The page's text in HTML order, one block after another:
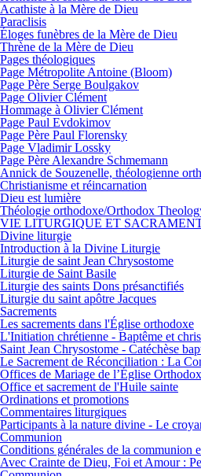
Acathiste à la Mère de Dieu
Paraclisis
Éloges funèbres de la Mère de Dieu
Thrène de la Mère de Dieu
Pages théologiques
Page Métropolite Antoine (Bloom)
Page Père Serge Boulgakov
Page Olivier Clément
Hommage à Olivier Clément
Page Paul Evdokimov
Page Père Paul Florensky
Page Vladimir Lossky
Page Père Alexandre Schmemann
Annick de Souzenelle, théologienne
Christianisme et réincarnation
Dieu est lumière
Théologie orthodoxe/Orthodox
VIE LITURGIQUE ET
Divine liturgie
Introduction à la Divine Liturgie
Liturgie de saint Jean Chrysostome
Liturgie de Saint Basile
Liturgie des saints Dons présanctifiés
Liturgie du saint apôtre Jacques
Sacrements
Les sacrements dans l'Église orthodoxe
L'Initiation chrétienne - Baptême et
Saint Jean Chrysostome - Catéchèse
Le Sacrement de Réconciliation : La
Offices de Mariage de l’Église
Office et sacrement de l'Huile sainte
Ordinations et promotions
Commentaires liturgiques
Participants à la nature divine - Le
Communion
Conditions générales de la communion
Avec Crainte de Dieu, Foi et Amour :